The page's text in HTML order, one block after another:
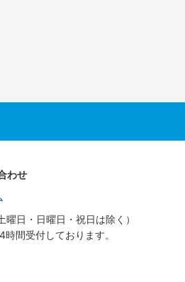
わせ
日・日曜日・祝日は除く）
間受付しております。